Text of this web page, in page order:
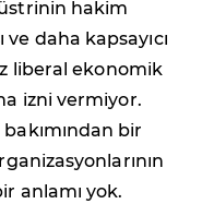
hakim
daha kapsayıcı
liberal ekonomik
izni vermiyor.
bir
anlamı yok.